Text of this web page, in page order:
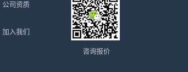
公司资质
加入我们
咨询报价